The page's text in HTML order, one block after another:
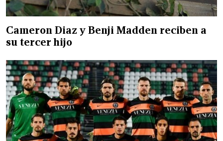
Cameron Diaz y Benji Madden reciben a
su tercer hijo